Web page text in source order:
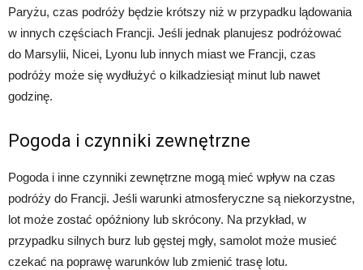
Paryżu, czas podróży będzie krótszy niż w przypadku lądowania
w innych częściach Francji. Jeśli jednak planujesz podróżować
do Marsylii, Nicei, Lyonu lub innych miast we Francji, czas
podróży może się wydłużyć o kilkadziesiąt minut lub nawet
godzinę.
Pogoda i czynniki zewnętrzne
Pogoda i inne czynniki zewnętrzne mogą mieć wpływ na czas
podróży do Francji. Jeśli warunki atmosferyczne są niekorzystne,
lot może zostać opóźniony lub skrócony. Na przykład, w
przypadku silnych burz lub gęstej mgły, samolot może musieć
czekać na poprawę warunków lub zmienić trasę lotu.